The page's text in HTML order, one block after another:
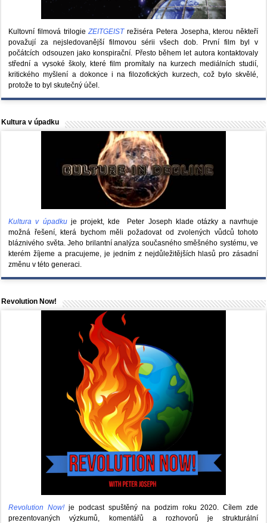
Kultovní filmová trilogieZEITGEISTrežiséra Petera Josepha, kterou někteří
považují za nejsledovanější filmovou sérii všech dob. První film byl v
počátcích odsouzen jako konspirační. Přesto během let autora kontaktovaly
střední a vysoké školy, které film promítaly na kurzech mediálních studií,
kritického myšlení a dokonce i na filozofických kurzech, což bylo skvělé,
protože to byl skutečný účel.
Kultura v úpadku
Kultura v úpadkuje projekt, kde Peter Joseph klade otázky a navrhuje
možná řešení, která bychom měli požadovat od zvolených vůdců tohoto
bláznivého světa. Jeho brilantní analýza současného směšného systému, ve
kterém žíjeme a pracujeme, je jedním z nejdůležitějších hlasů pro zásadní
změnu v této generaci.
Revolution Now!
Revolution Now! je podcast spuštěný na podzim roku 2020.Cílem zde
prezentovaných výzkumů, komentářů a rozhovorů je strukturální